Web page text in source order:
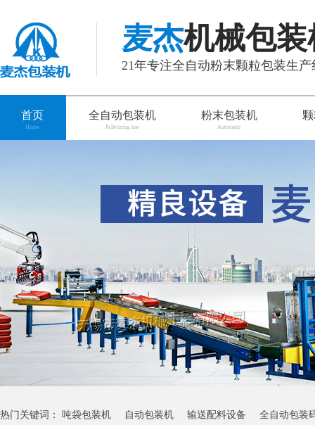
麦杰机械包装
21年专注全自动粉末颗粒包装生
首页
Home
全自动包装机
Palletizing line
粉末包装机
Automatic
热门关键词： 吨袋包装机 自动包装机 输送配料设备 全自动包装